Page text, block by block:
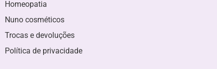
Homeopatia
Nuno cosméticos
Trocas e devoluções
Política de privacidade